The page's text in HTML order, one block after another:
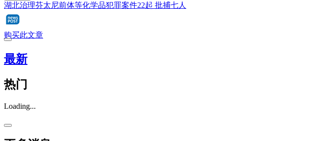
湖北治理芬太尼前体等化学品犯罪案件22起 批捕七人
购买此文章
最新
热门
Loading...